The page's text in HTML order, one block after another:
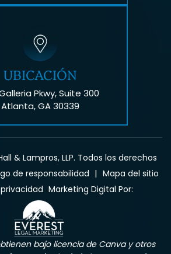
UBICACIÓN
Pkwy, Suite 300
Atlanta, GA 30339
& Lampros, LLP. Todos los derechos
de responsabilidad | Mapa del sitio
Marketing Digital Por:
bajo licencia de Canva y otros